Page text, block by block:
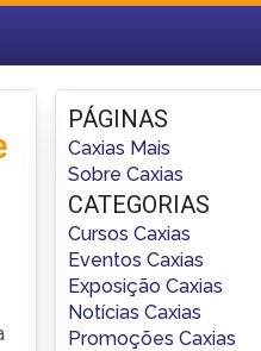
Fazer login
Criar conta
PÁGINAS
Caxias Mais
Sobre Caxias
CATEGORIAS
Cursos Caxias
Eventos Caxias
Exposição Caxias
Notícias Caxias
Promoções Caxias